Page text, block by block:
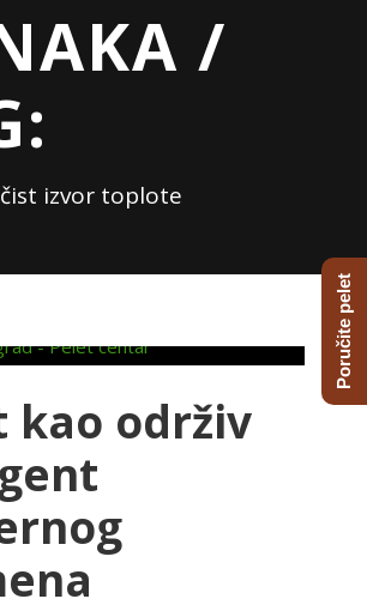
/
izvor toplote
kao održiv
Poručite pelet